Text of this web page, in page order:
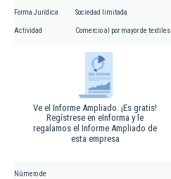
Forma Jurídica Sociedad limitada
Actividad Comercio al por mayor de textiles
Ve el Informe Ampliado. ¡Es gratis!
Regístrese en eInforma y le
regalamos el Informe Ampliado de
esta empresa
Número de